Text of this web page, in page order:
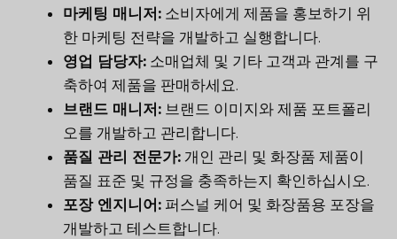
마케팅 매니저: 소비자에게 제품을 홍보하기 위
한 마케팅 전략을 개발하고 실행합니다.
영업 담당자: 소매업체 및 기타 고객과 관계를 구
축하여 제품을 판매하세요.
브랜드 매니저: 브랜드 이미지와 제품 포트폴리
오를 개발하고 관리합니다.
품질 관리 전문가: 개인 관리 및 화장품 제품이
품질 표준 및 규정을 충족하는지 확인하십시오.
포장 엔지니어: 퍼스널 케어 및 화장품용 포장을
개발하고 테스트합니다.